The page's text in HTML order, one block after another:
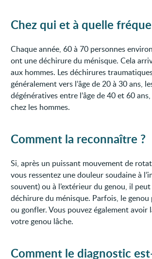
Chez qui et à quelle
Chaque année, 60 à 70 personnes
ont une déchirure du ménisque. Cela
aux hommes. Les déchirures
généralement vers l’âge de 20 à 30 ans,
dégénératives entre l’âge de 40 et 60
chez les hommes.
Comment la reconnaître ?
Si, après un puissant mouvement de
vous ressentez une douleur soudaine à
souvent) ou à l’extérieur du genou, il peut
déchirure du ménisque. Parfois, le
ou gonfler. Vous pouvez également avoir
votre genou lâche.
Comment le diagnostic